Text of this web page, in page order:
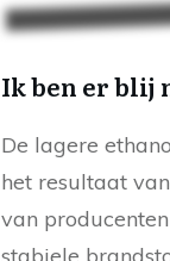
Ik ben er blij
De lagere
het resultaat
van